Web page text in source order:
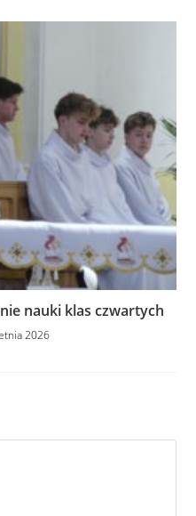
nauki klas czwartych
2026